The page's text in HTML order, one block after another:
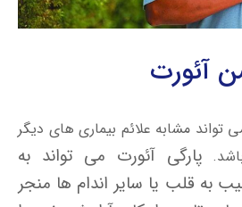
آئورت
تواند مشابه علائم بیماری های دیگر
پارگی آئورت می تواند به
به قلب یا سایر اندام ها منجر